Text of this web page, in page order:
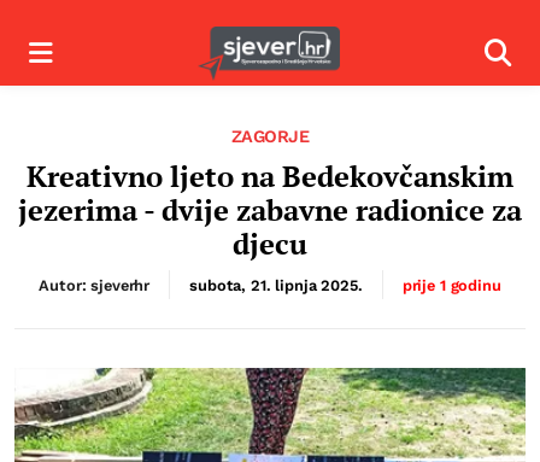
Izbornik
ZAGORJE
Kreativno ljeto na Bedekovčanskim
jezerima - dvije zabavne radionice za
djecu
Autor: sjeverhr subota, 21. lipnja 2025. prije 1 godinu